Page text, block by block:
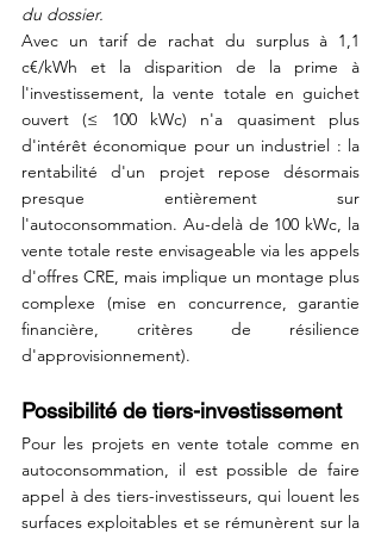
du dossier.
Avec un tarif de rachat du surplus à 1,1
c€/kWh et la disparition de la prime à
l'investissement, la vente totale en guichet
ouvert (≤ 100 kWc) n'a quasiment plus
d'intérêt économique pour un industriel : la
rentabilité d'un projet repose désormais
presque entièrement sur
l'autoconsommation. Au-delà de 100 kWc, la
vente totale reste envisageable via les appels
d'offres CRE, mais implique un montage plus
complexe (mise en concurrence, garantie
financière, critères de résilience
d'approvisionnement).
Possibilité de tiers-investissement
Pour les projets en vente totale comme en
autoconsommation, il est possible de faire
appel à des tiers-investisseurs, qui louent les
surfaces exploitables et se rémunèrent sur la